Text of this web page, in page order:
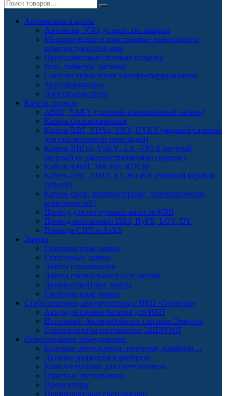
Автоматика и щиты
Автоматы, УЗО, устройства защиты
Металлические и пластиковые электрощиты,
комплектующие к ним
Промышленные силовые разъёмы
Реле, таймеры, датчики
Система управления электрооборудованием
Трансформаторы
Электродвигатели
Кабель, провод
АВВГ, YAKY (силовой алюминиевый кабель)
Кабель бронированный
Кабель ВВГ, YDYp, YKY, CYKY (медный силовой
для стационарной прокладки)
Кабель ВВГнг, YnKY, -LS, -FRLS (медный
твердый не распространяющий горение)
Кабель КВВГ, МКЭШ, КПСнг
Кабель ПВС, OMY, КГ, H05RR (силовой медный
гибкий)
Кабель связи (компьютерный, телевизионный,
коаксиальный)
Провод для погружных насосов КВВ
Провод монтажный ПВЗ, ПуГВ, LGY, DY
Провода СИП и AsXS
Лампы
Газоразрядные лампы
Галогенные лампы
Лампы накаливания
Лампы специального назначения
Люминесцентные лампы
Светодиодные лампы
Стабилизаторы, аккумуляторы и ИБП «Энергия»
Аккумуляторные батареи для ИБП
Источники бесперебойного питания Энергия
Стабилизаторы напряжения ЭНЕРГИЯ
Осветительное оборудование
Бытовые светильники: точечные, плафоны…
Датчики движения и фотореле
Комплектующие для светильников
Офисные светильники
Прожекторы
Промышленные светильники